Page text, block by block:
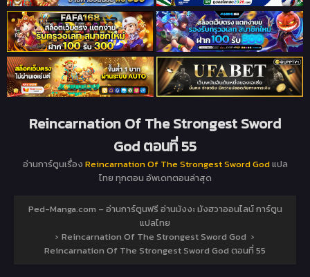
Reincarnation Of The Strongest Sword
God ตอนที่ 55
อ่านการ์ตูนเรื่อง Reincarnation Of The Strongest Sword Godแปล
ไทย ทุกตอน อัพเดทตอนล่าสุด
Ped-Manga.com – อ่านการ์ตูนฟรี อ่านมังงะ มังฮวาออนไลน์ การ์ตูน
แปลไทย
› Reincarnation Of The Strongest Sword God ›
Reincarnation Of The Strongest Sword God ตอนที่ 55